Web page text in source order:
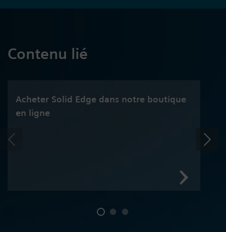
Contenu lié
Acheter Solid Edge dans notre boutique
en ligne